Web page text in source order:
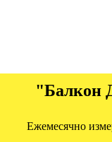
"Балкон
Ежемесячно